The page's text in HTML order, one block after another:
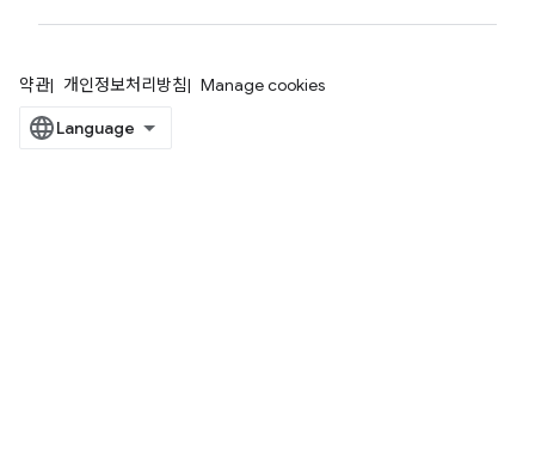
약관 개인정보처리방침 Manage cookies